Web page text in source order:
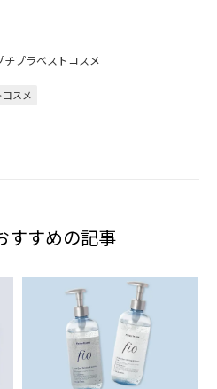
チプラベストコスメ
スメ
すすめの記事